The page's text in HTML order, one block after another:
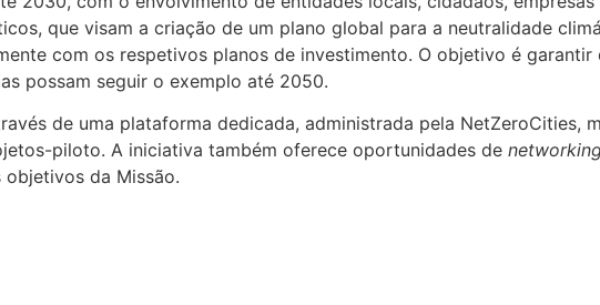
que visam a criação de um plano global para a neutralidade
com os respetivos planos de investimento. O objetivo é
possam seguir o exemplo até 2050.
de uma plataforma dedicada, administrada pela NetZeroCities,
piloto. A iniciativa também oferece oportunidades de
da Missão.